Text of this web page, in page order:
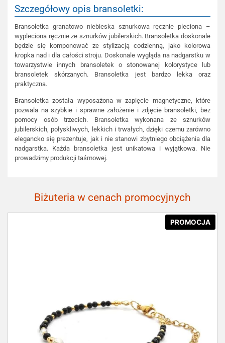
Szczegółowy opis bransoletki:
Bransoletka granatowo niebieska sznurkowa ręcznie pleciona –
wypleciona ręcznie ze sznurków jubilerskich. Bransoletka doskonale
będzie się komponować ze stylizacją codzienną, jako kolorowa
kropka nad i dla całości stroju. Doskonale wygląda na nadgarstku w
towarzystwie innych bransoletek o stonowanej kolorystyce lub
bransoletek skórzanych. Bransoletka jest bardzo lekka oraz
praktyczna.
Bransoletka została wyposażona w zapięcie magnetyczne, które
pozwala na szybkie i sprawne założenie i zdjęcie bransoletki, bez
pomocy osób trzecich. Bransoletka wykonana ze sznurków
jubilerskich, połyskliwych, lekkich i trwałych, dzięki czemu zarówno
elegancko się prezentuje, jak i nie stanowi zbytniego obciążenia dla
nadgarstka. Każda bransoletka jest unikatowa i wyjątkowa. Nie
prowadzimy produkcji taśmowej.
Biżuteria w cenach promocyjnych
PROMOCJA